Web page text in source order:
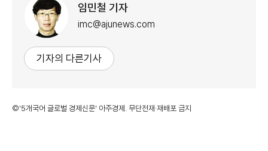
임민철 기자
imc@ajunews.com
기자의 다른기사
©'5개국어 글로벌 경제신문' 아주경제. 무단전재·재배포 금지